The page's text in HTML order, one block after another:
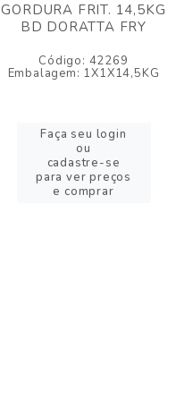
GORDURA FRIT. 14,5KG
BD DORATTA FRY
Código: 42269
Embalagem: 1X1X14,5KG
Faça seu login
ou
cadastre-se
para ver preços
e comprar